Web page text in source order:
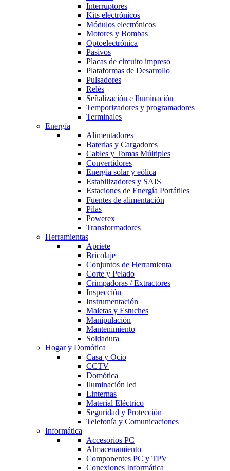
Interruptores
Kits electrónicos
Módulos electrónicos
Motores y Bombas
Optoelectrónica
Pasivos
Placas de circuito impreso
Plataformas de Desarrollo
Pulsadores
Relés
Señalización e Iluminación
Temporizadores y programadores
Terminales
Energía
Alimentadores
Baterias y Cargadores
Cables y Tomas Múltiples
Convertidores
Energia solar y eólica
Estabilizadores y SAIS
Estaciones de Energía Portátiles
Fuentes de alimentación
Pilas
Powerex
Transformadores
Herramientas
Apriete
Bricolaje
Conjuntos de Herramienta
Corte y Pelado
Crimpadoras / Extractores
Inspección
Instrumentación
Maletas y Estuches
Manipulación
Mantenimiento
Soldadura
Hogar y Domótica
Casa y Ocio
CCTV
Domótica
Iluminación led
Linternas
Material Eléctrico
Seguridad y Protección
Telefonía y Comunicaciones
Informática
Accesorios PC
Almacenamiento
Componentes PC y TPV
Conexiones Informática